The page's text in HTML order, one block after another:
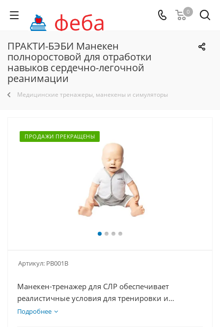
0
ПРАКТИ-БЭБИ Манекен
полноростовой для отработки
навыков сердечно-легочной
реанимации
Медицинские тренажеры, манекены и симуляторы
ПРОДАЖИ ПРЕКРАЩЕНЫ
Артикул: PB001B
Манекен-тренажер для СЛР обеспечивает
реалистичные условия для тренировки и
отработки навыков по сердечно-легочной
Подробнее